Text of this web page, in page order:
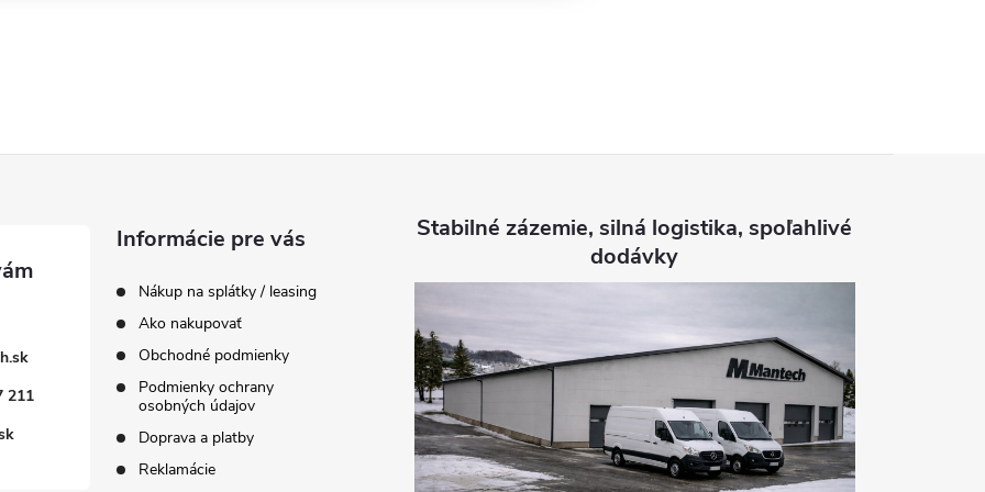
211
Informácie pre vás
Nákup na splátky / leasing
Ako nakupovať
Obchodné podmienky
Podmienky ochrany
osobných údajov
Doprava a platby
Reklamácie
Stabilné zázemie, silná logistika, spoľahlivé
dodávky